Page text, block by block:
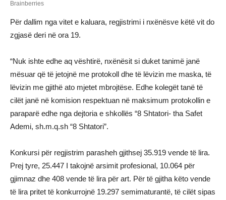
Për dallim nga vitet e kaluara, regjistrimi i nxënësve këtë vit do
zgjasë deri në ora 19.
“Nuk ishte edhe aq vështirë, nxënësit si duket tanimë janë
mësuar që të jetojnë me protokoll dhe të lëvizin me maska, të
lëvizin me gjithë ato mjetet mbrojtëse. Edhe kolegët tanë të
cilët janë në komision respektuan në maksimum protokollin e
paraparë edhe nga dejtoria e shkollës “8 Shtatori- tha Safet
Ademi, sh.m.q.sh “8 Shtatori”.
Konkursi për regjistrim parasheh gjithsej 35.919 vende të lira.
Prej tyre, 25.447 I takojnë arsimit profesional, 10.064 për
gjimnaz dhe 408 vende të lira për art. Për të gjitha këto vende
të lira pritet të konkurrojnë 19.297 semimaturantë, të cilët sipas